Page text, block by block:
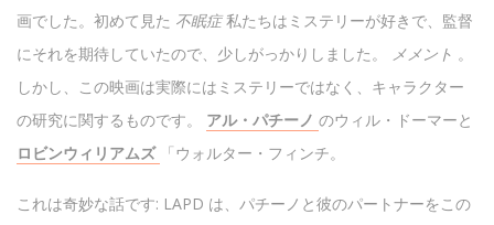
画でした。初めて見た 不眠症私たちはミステリーが好きで、監督
にそれを期待していたので、少しがっかりしました。
メメント 。
しかし、この映画は実際にはミステリーではなく、キャラクター
の研究に関するものです。 アル・パチーノ のウィル・ドーマーと
ロビンウィリアムズ
「ウォルター・フィンチ。
これは奇妙な話です: LAPD は、パチーノと彼のパートナーをこの